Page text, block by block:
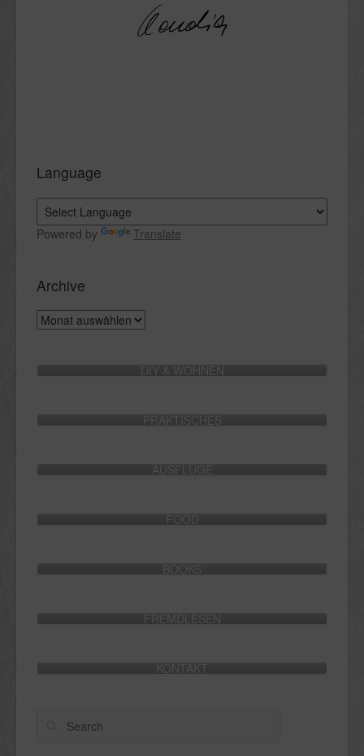
Language
Powered by Translate
Archive
Archive
DIY & WOHNEN
PRAKTISCHES
AUSFLÜGE
FOOD
BOOKS
FREMDLESEN
KONTAKT
Search